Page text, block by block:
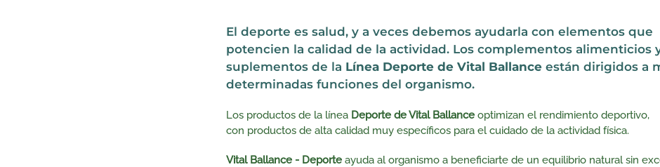
El deporte es salud, y a veces debemos ayudarla con elementos que
potencien la calidad de la actividad. Los complementos alimenticios
suplementos de la Línea Deporte de Vital Ballance están dirigidos a
determinadas funciones del organismo.
Los productos de la línea Deporte de Vital Ballance optimizan el rendimiento deportivo,
con productos de alta calidad muy específicos para el cuidado de la actividad física.
Vital Ballance - Deporte ayuda al organismo a beneficiarte de un equilibrio natural sin